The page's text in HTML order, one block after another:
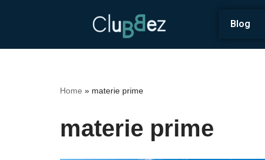
al
Blog
Home » materie prime
materie prime